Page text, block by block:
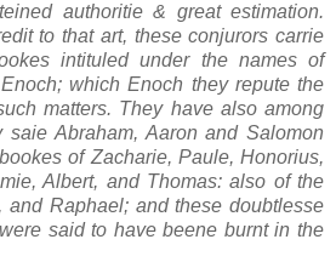
authoritie & great estimation.
to that art, these conjurors carrie
intituled under the names of
which Enoch they repute the
matters. They have also among
saie Abraham, Aaron and Salomon
of Zacharie, Paule, Honorius,
Albert, and Thomas: also of the
and Raphael; and these doubtlesse
said to have beene burnt in the